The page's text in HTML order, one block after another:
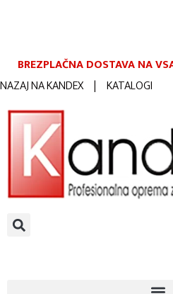
BREZPLAČNA DOSTAVA NA
NAZAJ NA KANDEX | KATALOGI